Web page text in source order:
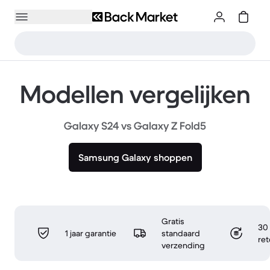
Modellen vergelijken
Galaxy S24 vs Galaxy Z Fold5
Samsung Galaxy shoppen
1 jaar garantie
Gratis
standaard
verzending
30